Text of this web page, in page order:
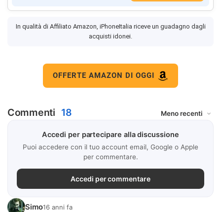
In qualità di Affiliato Amazon, iPhoneItalia riceve un guadagno dagli
acquisti idonei.
OFFERTE AMAZON DI OGGI
Commenti 18
Accedi per partecipare alla discussione
Puoi accedere con il tuo account email, Google o Apple
per commentare.
Accedi per commentare
Simo16 anni fa